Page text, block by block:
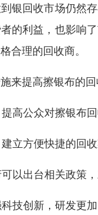
银回收市场仍然
的利益，也影响
合理的回收商。
来提高擦银布的回
高公众对擦银布
立方便快捷的回
以出台相关政策
技创新，研发更